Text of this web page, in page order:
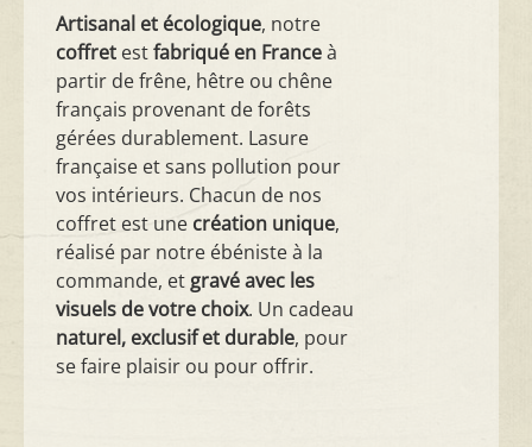
Artisanal et écologique, notre
coffret estfabriqué en Franceà
partir de frêne, hêtre ou chêne
français provenant de forêts
gérées durablement. Lasure
française et sans pollution pour
vos intérieurs. Chacun de nos
coffret est une création unique,
réalisé par notre ébéniste à la
commande, et gravé avec les
visuels de votre choix. Un cadeau
naturel, exclusif et durable, pour
se faire plaisir ou pour offrir.